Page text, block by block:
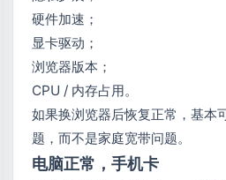
硬件加速；
显卡驱动；
浏览器版本；
CPU / 内存占用。
如果换浏览器后恢复正常，基本
题，而不是家庭宽带问题。
电脑正常，手机卡